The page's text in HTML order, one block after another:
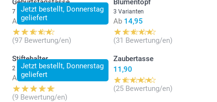
Jetzt bestellt, Donnerstag
geliefert
7 Varianten
Ab 9,95
(97 Bewertung/en)
3 Varianten
Ab 14,95
(31 Bewertung/en)
Jetzt bestellt, Donnerstag
geliefert
Stiftehalter
2 Varianten
Ab 11,90
(9 Bewertung/en)
Zaubertasse
11,90
(25 Bewertung/en)